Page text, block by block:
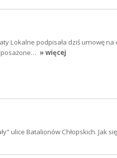
Lokalne podpisała dziś umowę
» więcej
ulice Batalionów Chłopskich. Jak